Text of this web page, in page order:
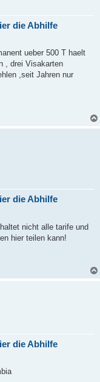
die Abhilfe
ueber 500 T haelt
, drei Visakarten
,seit Jahren nur
die Abhilfe
nicht alle tarife und
hier teilen kann!
die Abhilfe